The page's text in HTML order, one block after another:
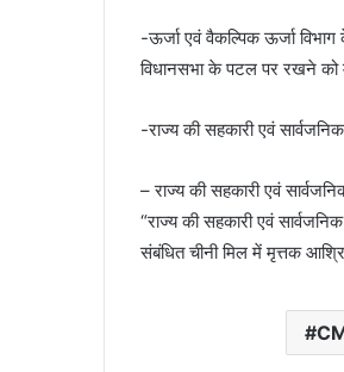
-ऊर्जा एवं वैकल्पिक ऊर्जा विभाग
विधानसभा के पटल पर रखने को
-राज्य की सहकारी एवं
– राज्य की सहकारी एवं
“राज्य की सहकारी एवं
संबंधित चीनी मिल में मृत्तक